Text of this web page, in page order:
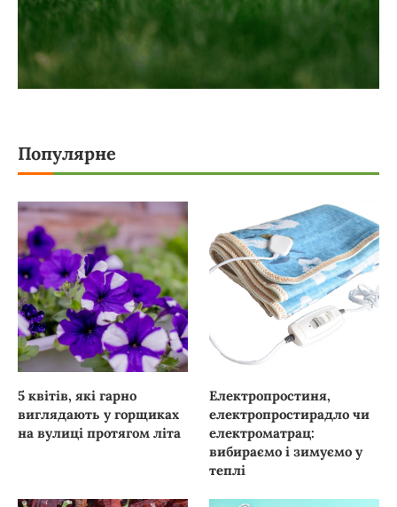
Популярне
5 квітів, які гарно
виглядають у горщиках
на вулиці протягом літа
Електропростиня,
електропростирадло чи
електроматрац:
вибираємо і зимуємо у
теплі